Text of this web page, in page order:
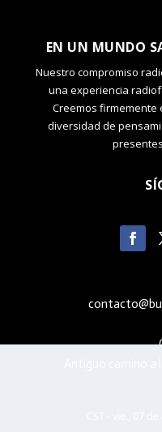
EN UN MUNDO
Nuestro compromiso
una experiencia
Creemos firmemente
diversidad de